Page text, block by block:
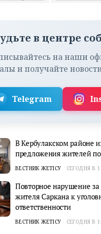
в центре
на наши
и получайте
Telegram
В Кербулакском районе
предложения жителей
ВЕСТНИК ЖЕТІСУ СЕГОДНЯ В
Повторное нарушение
жителя Саркана к
ответственности
ВЕСТНИК ЖЕТІСУ СЕГОДНЯ В